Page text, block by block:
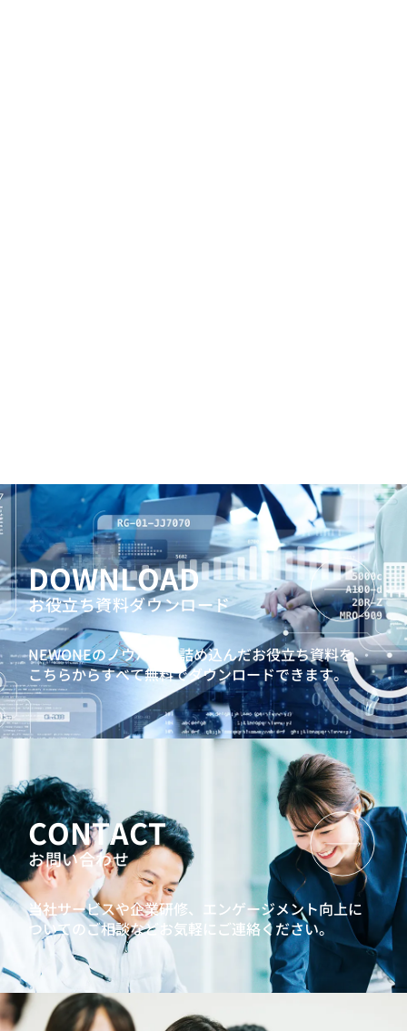
DOWNLOAD
お役立ち資料ダウンロード
NEWONEのノウハウを詰め込んだお役立ち資料を、
こちらからすべて無料でダウンロードできます。
CONTACT
お問い合わせ
当社サービスや企業研修、エンゲージメント向上に
ついてのご相談などお気軽にご連絡ください。